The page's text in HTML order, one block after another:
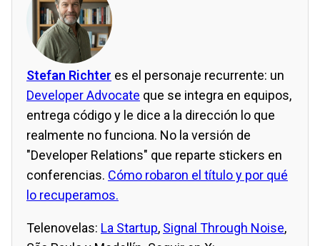
Stefan Richter es el personaje recurrente: un
Developer Advocate que se integra en equipos,
entrega código y le dice a la dirección lo que
realmente no funciona. No la versión de
"Developer Relations" que reparte stickers en
conferencias. Cómo robaron el título y por qué
lo recuperamos.
Telenovelas: La Startup, Signal Through Noise,